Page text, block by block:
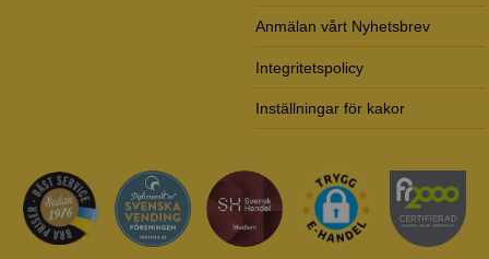
Anmälan vårt Nyhetsbrev
Integritetspolicy
Inställningar för kakor